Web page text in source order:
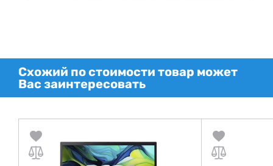
Схожий по стоимости товар может
Вас заинтересовать